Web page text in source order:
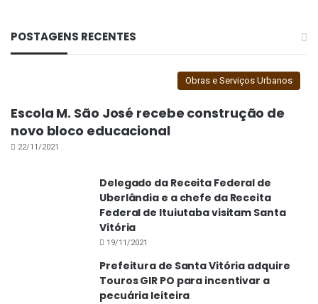
POSTAGENS RECENTES
Obras e Serviços Urbanos
Escola M. São José recebe construção de
novo bloco educacional
22/11/2021
Delegado da Receita Federal de
Uberlândia e a chefe da Receita
Federal de Ituiutaba visitam Santa
Vitória
19/11/2021
Prefeitura de Santa Vitória adquire
Touros GIR PO para incentivar a
pecuária leiteira